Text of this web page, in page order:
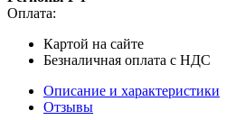
Оплата:
Картой на сайте
Безналичная оплата с НДС
Описание и характеристики
Отзывы